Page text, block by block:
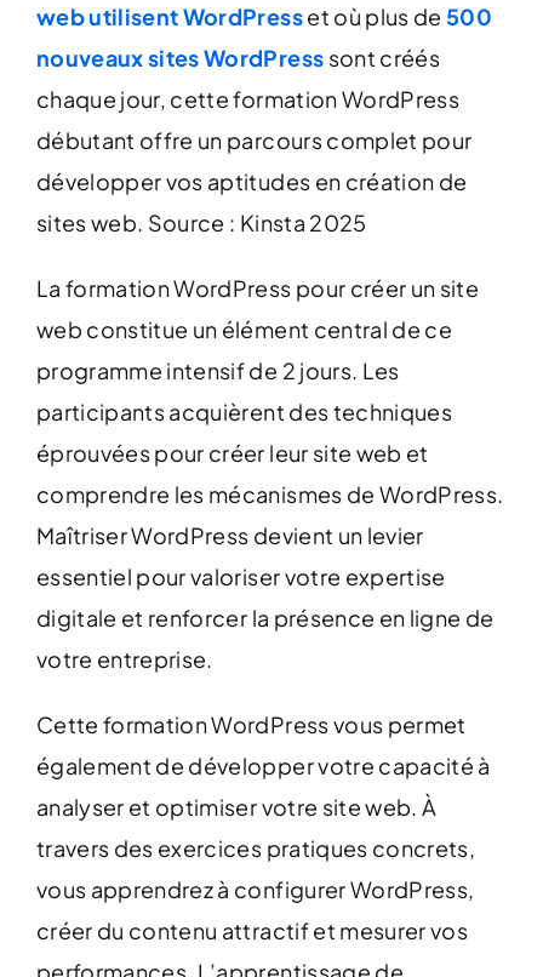
web utilisent WordPresset où plus de 500
nouveaux sites WordPress sont créés
chaque jour, cette formation WordPress
débutant offre un parcours complet pour
développer vos aptitudes en création de
sites web. Source : Kinsta 2025
La formation WordPress pour créer un site
web constitue un élément central de ce
programme intensif de 2 jours. Les
participants acquièrent des techniques
éprouvées pour créer leur site web et
comprendre les mécanismes de WordPress.
Maîtriser WordPress devient un levier
essentiel pour valoriser votre expertise
digitale et renforcer la présence en ligne de
votre entreprise.
Cette formation WordPress vous permet
également de développer votre capacité à
analyser et optimiser votre site web. À
travers des exercices pratiques concrets,
vous apprendrez à configurer WordPress,
créer du contenu attractif et mesurer vos
performances. L’apprentissage de